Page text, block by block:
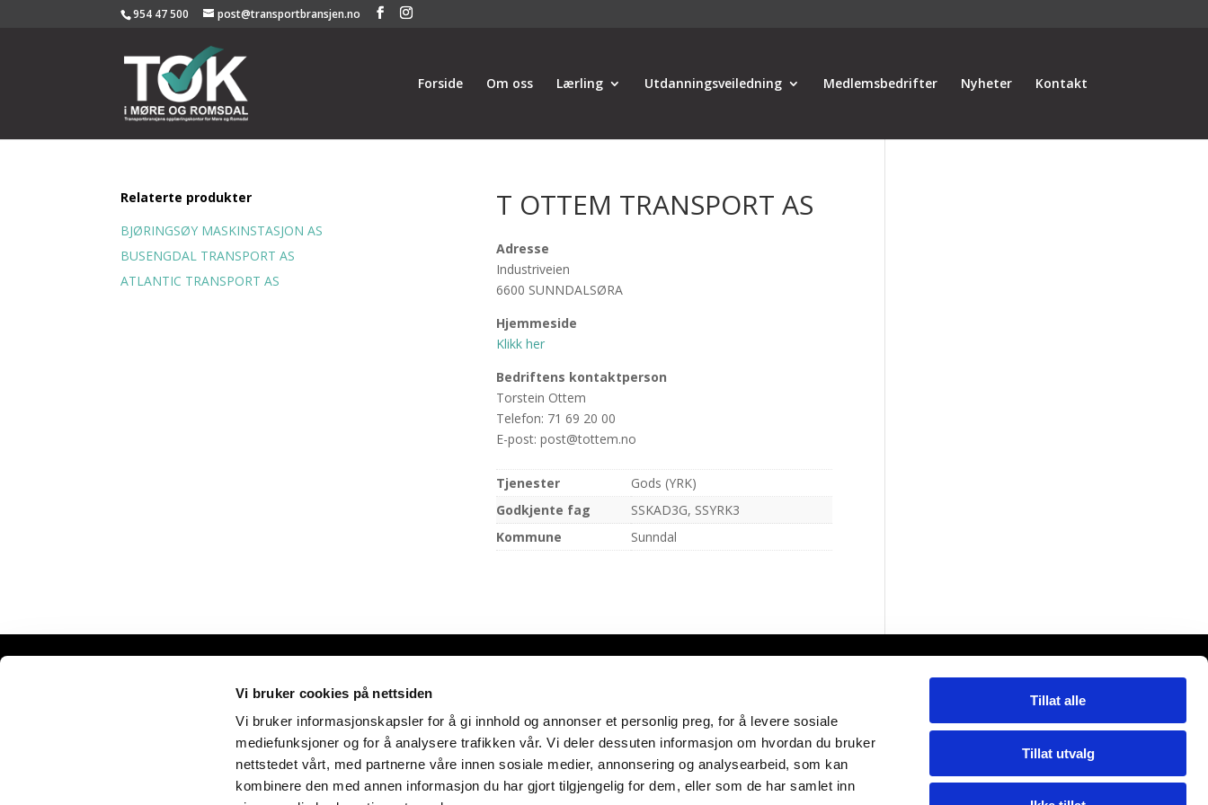
Vi bruker cookies på nettsiden
Vi bruker informasjonskapsler for å gi innhold og annonser et personlig preg, for å levere sosiale
mediefunksjoner og for å analysere trafikken vår. Vi deler dessuten informasjon om hvordan du bruker
nettstedet vårt, med partnerne våre innen sosiale medier, annonsering og analysearbeid, som kan
kombinere den med annen informasjon du har gjort tilgjengelig for dem, eller som de har samlet inn
Tillat alle
Tillat utvalg
954 47 500 post@transportbransjen.no
Forside Om oss Lærling Utdanningsveiledning Medlemsbedrifter Nyheter Kontakt
Relaterte produkter
BJØRINGSØY MASKINSTASJON AS
BUSENGDAL TRANSPORT AS
ATLANTIC TRANSPORT AS
T OTTEM TRANSPORT AS
Adresse
Industriveien
6600 SUNNDALSØRA
Hjemmeside
Klikk her
Bedriftens kontaktperson
Torstein Ottem
Telefon: 71 69 20 00
E-post: post@tottem.no
Tjenester
Gods (YRK)
Godkjente fag
SSKAD3G, SSYRK3
Kommune
Sunndal
Cookies-erklæring
Laget av BK onCode